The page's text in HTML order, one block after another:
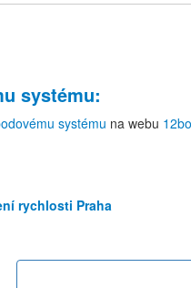
systému:
systému na webu
rychlosti Praha